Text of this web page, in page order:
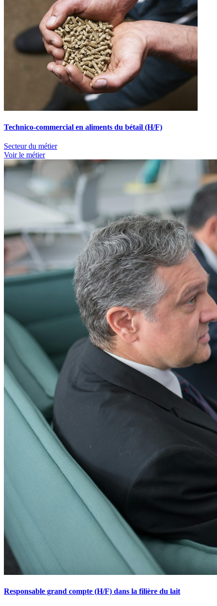
Technico-commercial en aliments du bétail (H/F)
Secteur du métier
Voir le métier
Responsable grand compte (H/F) dans la filière du lait